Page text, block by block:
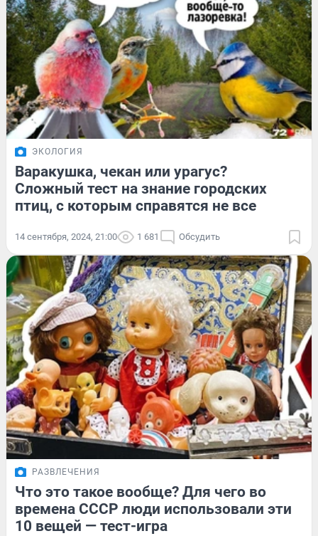
ЭКОЛОГИЯ
Варакушка, чекан или урагус?
Сложный тест на знание городских
птиц, с которым справятся не все
14 сентября, 2024, 21:00 1 681 Обсудить
РАЗВЛЕЧЕНИЯ
Что это такое вообще? Для чего во
времена СССР люди использовали эти
10 вещей — тест-игра